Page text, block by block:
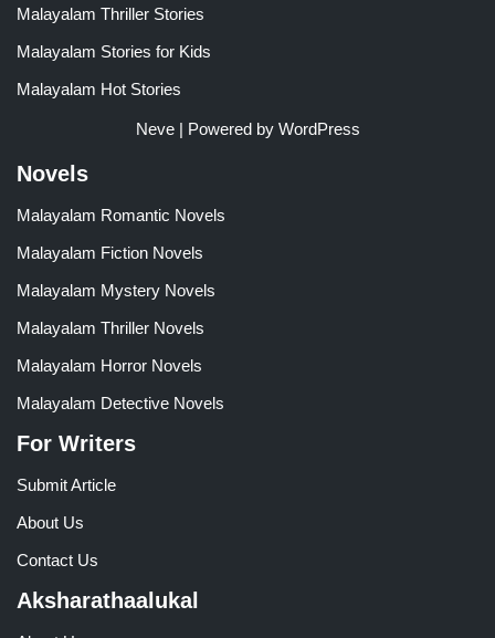
Malayalam Thriller Stories
Malayalam Stories for Kids
Malayalam Hot Stories
Neve| Powered by WordPress
Novels
Malayalam Romantic Novels
Malayalam Fiction Novels
Malayalam Mystery Novels
Malayalam Thriller Novels
Malayalam Horror Novels
Malayalam Detective Novels
For Writers
Submit Article
About Us
Contact Us
Aksharathaalukal